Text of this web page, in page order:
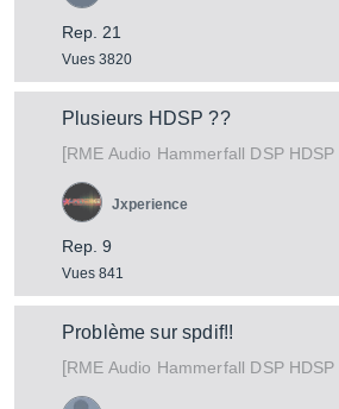
Rep. 21
Vues 3820
Plusieurs HDSP ??
[RME Audio Hammerfall DSP
Rep. 9
Vues 841
Jxperience
Problème sur spdif!!
[RME Audio Hammerfall DSP